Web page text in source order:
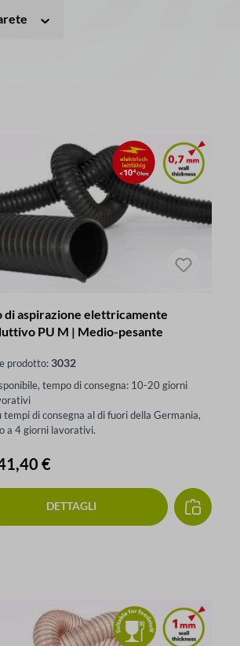
di aspirazione elettricamente
PU M | Medio-pesante
prodotto:3032
tempo di consegna: 10-20 giorni
tempi di consegna al di fuori della Germania,
a 4 giorni lavorativi.
normale:
€
DETTAGLI